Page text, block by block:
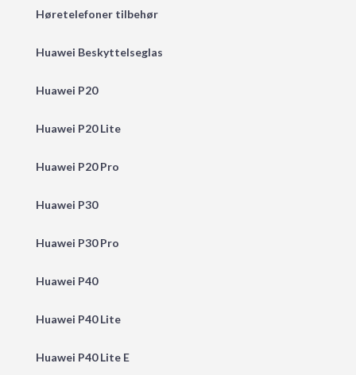
Høretelefoner tilbehør
Huawei Beskyttelseglas
Huawei P20
Huawei P20 Lite
Huawei P20 Pro
Huawei P30
Huawei P30 Pro
Huawei P40
Huawei P40 Lite
Huawei P40 Lite E